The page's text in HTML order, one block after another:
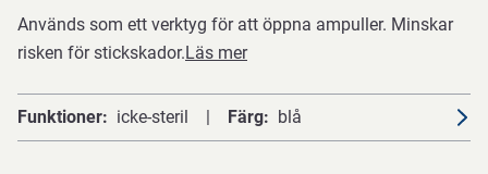
Används som ett verktyg för att öppna ampuller. Minskar
risken för stickskador.Läs mer
Funktioner icke-steril Färg blå